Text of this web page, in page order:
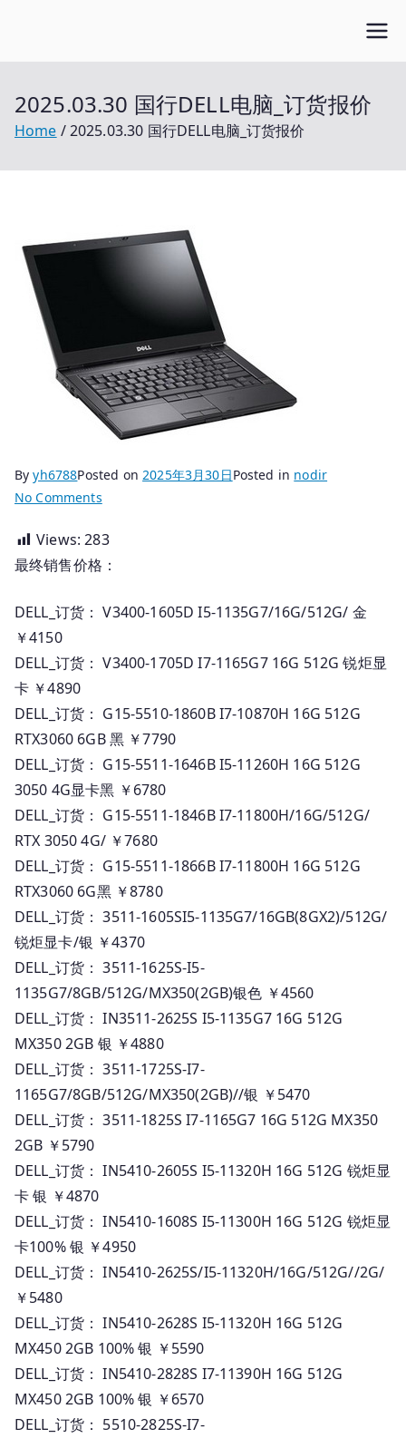
2025.03.30 国行DELL电脑_订货报价
Home 2025.03.30 国行DELL电脑_订货报价
Byyh6788Posted on2025年3月30日Posted in nodir
No Commentson
国
行
电
_
报
价
Views: 283
最终销售价格：
DELL_订货： V3400-1605D I5-1135G7/16G/512G/ 金
￥4150
DELL_订货： V3400-1705D I7-1165G7 16G 512G 锐炬显
卡 ￥4890
DELL_订货： G15-5510-1860B I7-10870H 16G 512G
RTX3060 6GB 黑 ￥7790
DELL_订货： G15-5511-1646B I5-11260H 16G 512G
3050 4G显卡黑 ￥6780
DELL_订货： G15-5511-1846B I7-11800H/16G/512G/
RTX 3050 4G/ ￥7680
DELL_订货： G15-5511-1866B I7-11800H 16G 512G
RTX3060 6G黑 ￥8780
DELL_订货： 3511-1605SI5-1135G7/16GB(8GX2)/512G/
锐炬显卡/银 ￥4370
DELL_订货： 3511-1625S-I5-
1135G7/8GB/512G/MX350(2GB)银色 ￥4560
DELL_订货： IN3511-2625S I5-1135G7 16G 512G
MX350 2GB 银 ￥4880
DELL_订货： 3511-1725S-I7-
1165G7/8GB/512G/MX350(2GB)//银 ￥5470
DELL_订货： 3511-1825S I7-1165G7 16G 512G MX350
2GB ￥5790
DELL_订货： IN5410-2605S I5-11320H 16G 512G 锐炬显
卡 银 ￥4870
DELL_订货： IN5410-1608S I5-11300H 16G 512G 锐炬显
卡100% 银 ￥4950
DELL_订货： IN5410-2625S/I5-11320H/16G/512G//2G/
￥5480
DELL_订货： IN5410-2628S I5-11320H 16G 512G
MX450 2GB 100% 银 ￥5590
DELL_订货： IN5410-2828S I7-11390H 16G 512G
MX450 2GB 100% 银 ￥6570
DELL_订货： 5510-2825S-I7-